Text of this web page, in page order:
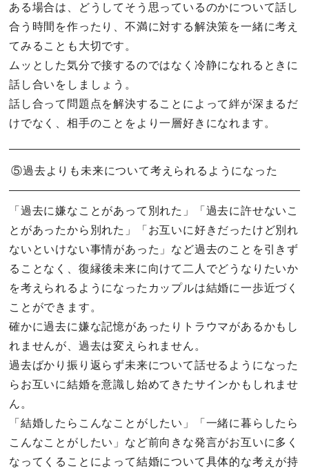
ある場合は、どうしてそう思っているのかについて話し
合う時間を作ったり、不満に対する解決策を一緒に考え
てみることも大切です。
ムッとした気分で接するのではなく冷静になれるときに
話し合いをしましょう。
話し合って問題点を解決することによって絆が深まるだ
けでなく、相手のことをより一層好きになれます。
⑤過去よりも未来について考えられるようになった
「過去に嫌なことがあって別れた」「過去に許せないこ
とがあったから別れた」「お互いに好きだったけど別れ
ないといけない事情があった」など過去のことを引きず
ることなく、復縁後未来に向けて二人でどうなりたいか
を考えられるようになったカップルは結婚に一歩近づく
ことができます。
確かに過去に嫌な記憶があったりトラウマがあるかもし
れませんが、過去は変えられません。
過去ばかり振り返らず未来について話せるようになった
らお互いに結婚を意識し始めてきたサインかもしれませ
ん。
「結婚したらこんなことがしたい」「一緒に暮らしたら
こんなことがしたい」など前向きな発言がお互いに多く
なってくることによって結婚について具体的な考えが持